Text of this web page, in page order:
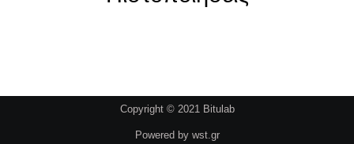
Copyright © 2021 Bitulab
Powered by wst.gr